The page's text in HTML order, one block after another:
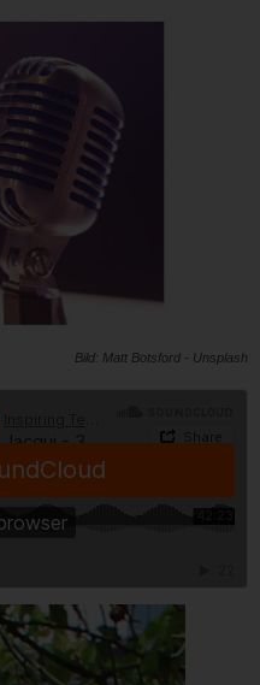
Bild: Matt Botsford - Unsplash